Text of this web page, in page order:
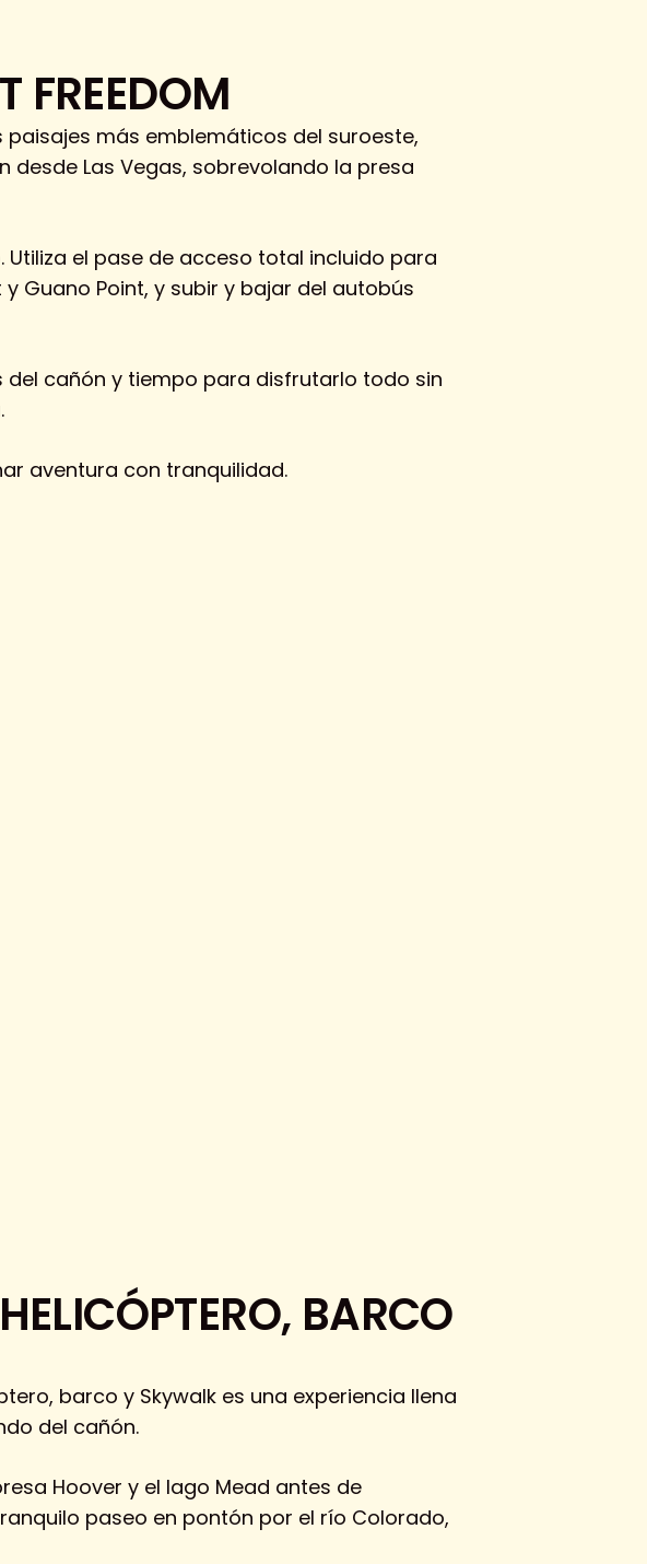
FREEDOM
más emblemáticos del suroeste,
Las Vegas, sobrevolando la presa
Utiliza el pase de acceso total incluido para
Guano Point, y subir y bajar del autobús
del cañón y tiempo para disfrutarlo todo sin
aventura con tranquilidad.
BARCO
barco y Skywalk es una experiencia llena
del cañón.
Hoover y el lago Mead antes de
paseo en pontón por el río Colorado,